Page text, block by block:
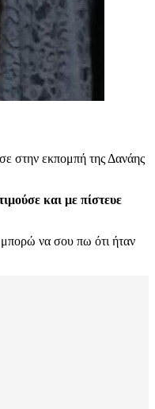
στην εκπομπή της Δανάης
και με πίστευε
μπορώ να σου πω ότι ήταν